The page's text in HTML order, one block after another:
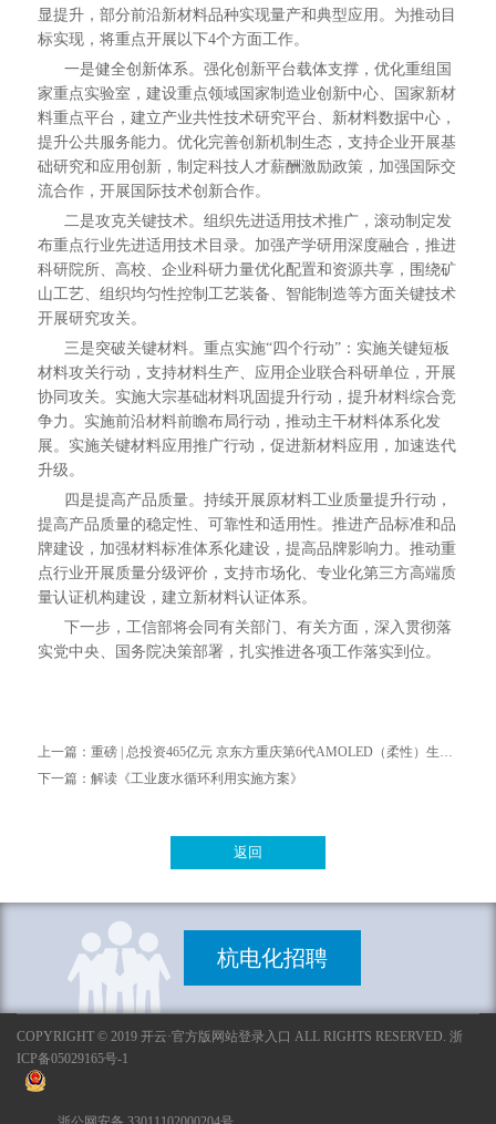
显提升，部分前沿新材料品种实现量产和典型应用。为推动目
标实现，将重点开展以下4个方面工作。
一是健全创新体系。强化创新平台载体支撑，优化重组国
家重点实验室，建设重点领域国家制造业创新中心、国家新材
料重点平台，建立产业共性技术研究平台、新材料数据中心，
提升公共服务能力。优化完善创新机制生态，支持企业开展基
础研究和应用创新，制定科技人才薪酬激励政策，加强国际交
流合作，开展国际技术创新合作。
二是攻克关键技术。组织先进适用技术推广，滚动制定发
布重点行业先进适用技术目录。加强产学研用深度融合，推进
科研院所、高校、企业科研力量优化配置和资源共享，围绕矿
山工艺、组织均匀性控制工艺装备、智能制造等方面关键技术
开展研究攻关。
三是突破关键材料。重点实施“四个行动”：实施关键短板
材料攻关行动，支持材料生产、应用企业联合科研单位，开展
协同攻关。实施大宗基础材料巩固提升行动，提升材料综合竞
争力。实施前沿材料前瞻布局行动，推动主干材料体系化发
展。实施关键材料应用推广行动，促进新材料应用，加速迭代
升级。
四是提高产品质量。持续开展原材料工业质量提升行动，
提高产品质量的稳定性、可靠性和适用性。推进产品标准和品
牌建设，加强材料标准体系化建设，提高品牌影响力。推动重
点行业开展质量分级评价，支持市场化、专业化第三方高端质
量认证机构建设，建立新材料认证体系。
下一步，工信部将会同有关部门、有关方面，深入贯彻落
实党中央、国务院决策部署，扎实推进各项工作落实到位。
上一篇：
重磅 | 总投资465亿元 京东方重庆第6代AMOLED（柔性）生产线正式量产
下一篇： 解读《工业废水循环利用实施方案》
返回
杭电化招聘
COPYRIGHT © 2019 开云·官方版网站登录入口 ALL RIGHTS RESERVED. 浙
ICP备05029165号-1